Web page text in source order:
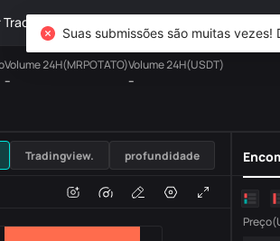
TradFi
Volume 24H(MRPOTATO)
--
Volume 24H(USDT)
--
USDT
Volume
Tradingview. profundidade
Preço(
Suas submissões são muitas vezes!